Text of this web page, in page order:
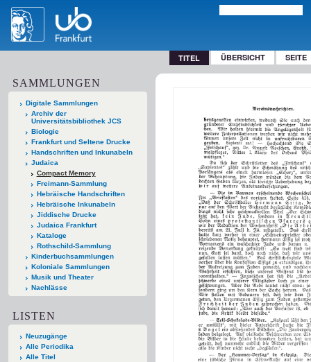
TITEL ÜBERSICHT SEITE
SAMMLUNGEN
Digitale Sammlungen
Archiv der
Universitätsbibliothek JCS
Biologie
Frankfurt und Seltene Drucke
Handschriften und Inkunabeln
Judaica
Compact Memory
Freimann-Sammlung
Hebräische Handschriften
Hebräische Inkunabeln
Jiddische Drucke
Judaica Frankfurt
Kataloge
Rothschild-Sammlung
Kinderbuchsammlungen
Koloniale Sammlungen
Musik und Theater
Nachlässe
LISTEN
Neuzugänge
Alle Periodika
Alle Titel